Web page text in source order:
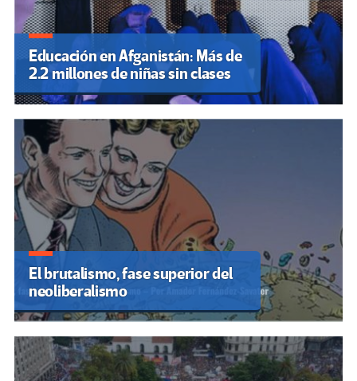
Educación en Afganistán: Más de
2.2 millones de niñas sin clases
El brutalismo, fase superior del
neoliberalismo